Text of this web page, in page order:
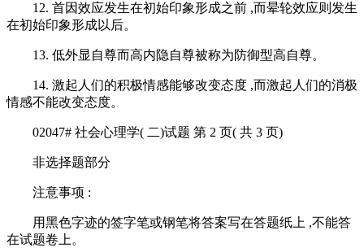
12. 首因效应发生在初始印象形成之前 ,而晕轮效应则发生
在初始印象形成以后。
13. 低外显自尊而高内隐自尊被称为防御型高自尊。
14. 激起人们的积极情感能够改变态度 ,而激起人们的消极
情感不能改变态度。
02047# 社会心理学( 二)试题 第 2 页( 共 3 页)
非选择题部分
注意事项 :
用黑色字迹的签字笔或钢笔将答案写在答题纸上 ,不能答
在试题卷上。